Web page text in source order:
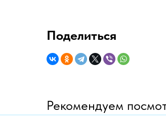
Поделиться
Рекомендуем